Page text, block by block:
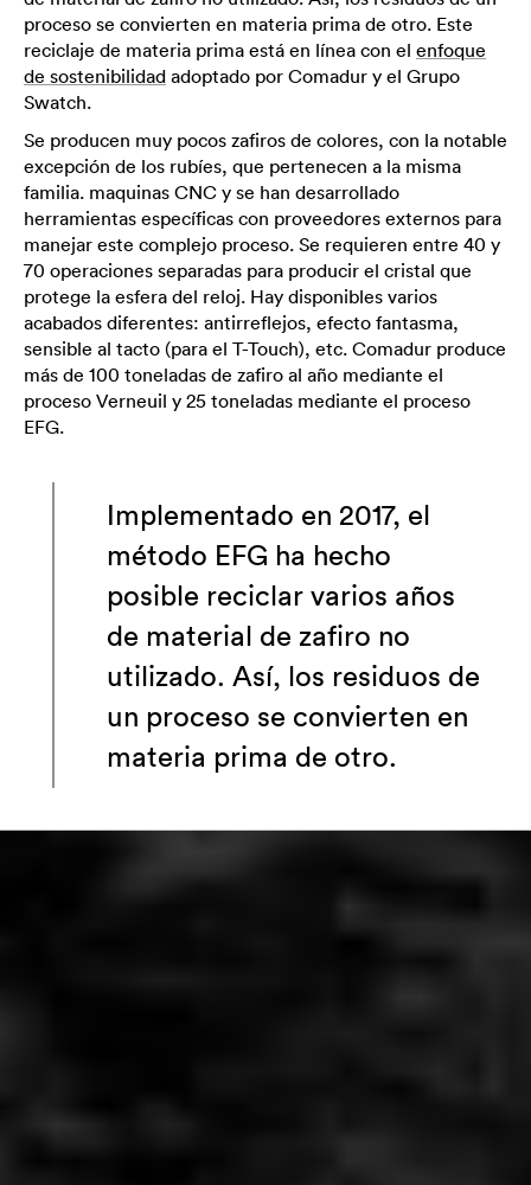
proceso se convierten en materia prima de otro. Este
reciclaje de materia prima está en línea con el enfoque
de sostenibilidad adoptado por Comadur y el Grupo
Swatch.
Se producen muy pocos zafiros de colores, con la notable
excepción de los rubíes, que pertenecen a la misma
familia. maquinas CNC y se han desarrollado
herramientas específicas con proveedores externos para
manejar este complejo proceso. Se requieren entre 40 y
70 operaciones separadas para producir el cristal que
protege la esfera del reloj. Hay disponibles varios
acabados diferentes: antirreflejos, efecto fantasma,
sensible al tacto (para el T-Touch), etc. Comadur produce
más de 100 toneladas de zafiro al año mediante el
proceso Verneuil y 25 toneladas mediante el proceso
EFG.
Implementado en 2017, el
método EFG ha hecho
posible reciclar varios años
de material de zafiro no
utilizado. Así, los residuos de
un proceso se convierten en
materia prima de otro.